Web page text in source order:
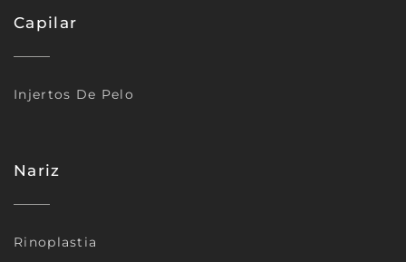
Capilar
Injertos De Pelo
Nariz
Rinoplastia